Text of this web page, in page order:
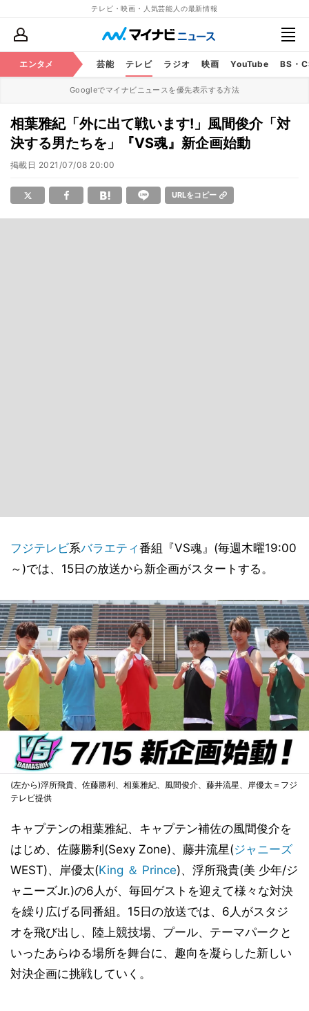
テレビ・映画・人気芸能人の最新情報
エンタメ 芸能 テレビ ラジオ 映画 YouTube BS・
Googleでマイナビニュースを優先表示する方法
相葉雅紀「外に出て戦います!」風間俊介「対
決する男たちを」『VS魂』新企画始動
掲載日 2021/07/08 20:00
URLをコピー
フジテレビ系バラエティ番組『VS魂』(毎週木曜19:00
～)では、15日の放送から新企画がスタートする。
(左から)浮所飛貴、佐藤勝利、相葉雅紀、風間俊介、藤井流星、岸優太＝フジ
テレビ提供
キャプテンの相葉雅紀、キャプテン補佐の風間俊介を
はじめ、佐藤勝利(Sexy Zone)、藤井流星(ジャニーズ
WEST)、岸優太(King ＆ Prince)、浮所飛貴(美 少年/ジ
ャニーズJr.)の6人が、毎回ゲストを迎えて様々な対決
を繰り広げる同番組。15日の放送では、6人がスタジ
オを飛び出し、陸上競技場、プール、テーマパークと
いったあらゆる場所を舞台に、趣向を凝らした新しい
対決企画に挑戦していく。